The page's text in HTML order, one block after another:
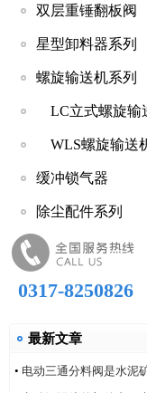
双层重锤翻板阀
星型卸料器系列
螺旋输送机系列
LC立式螺旋输
WLS螺旋输送
缓冲锁气器
除尘配件系列
0317-8250826
最新文章
• 电动三通分料阀是水泥